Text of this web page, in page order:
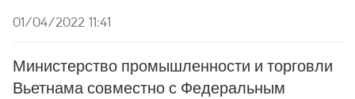
01/04/2022 11:41
Министерство промышленности и торговли
Вьетнама совместно с Федеральным